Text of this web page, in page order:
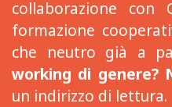
collaborazione con
formazione
che neutro già a
working di genere?
un indirizzo di lettura.